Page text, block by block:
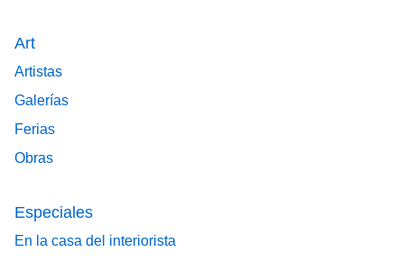
Art
Artistas
Galerías
Ferias
Obras
Especiales
En la casa del interiorista